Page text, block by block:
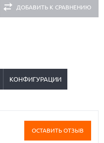
ДОБАВИТЬ К СРАВНЕНИЮ
КОНФИГУРАЦИИ
ОСТАВИТЬ ОТЗЫВ